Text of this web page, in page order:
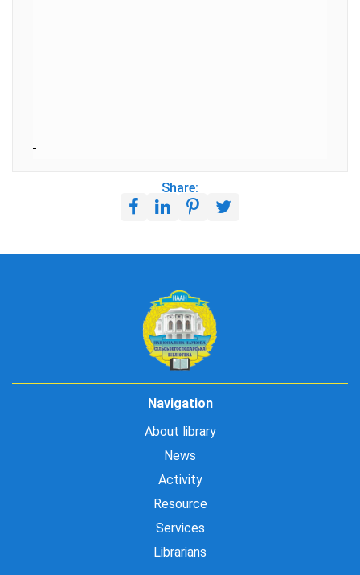
Share:
Navigation
About library
News
Activity
Resource
Services
Librarians